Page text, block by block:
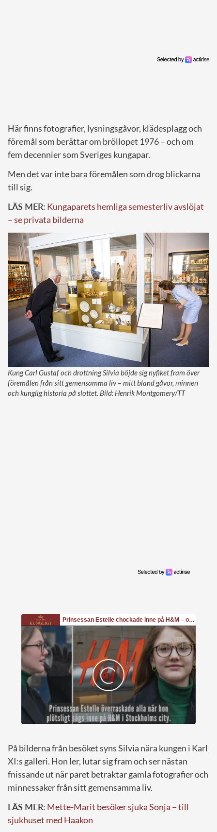
Här finns fotografier, lysningsgåvor, klädesplagg och
föremål som berättar om bröllopet 1976 – och om
fem decennier som Sveriges kungapar.
Men det var inte bara föremålen som drog blickarna
till sig.
LÄS MER: Kungaparets hemliga semesterliv avslöjat
– se privata bilderna
Kung Carl Gustaf och drottning Silvia böjde sig nyfiket fram över
föremålen från sitt gemensamma liv – mitt bland gåvor, minnen
och kunglig historia på slottet. Bild: Henrik Montgomery/TT
På bilderna från besöket syns Silvia nära kungen i Karl
XI:s galleri. Hon ler, lutar sig fram och ser nästan
fnissande ut när paret betraktar gamla fotografier och
minnessaker från sitt gemensamma liv.
LÄS MER: Mette-Marit besöker sjuka Sonja – till
sjukhuset med Haakon